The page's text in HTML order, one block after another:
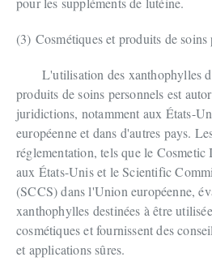
(3) Cosmétiques et produits de soins
L'utilisation des xanthophylles
produits de soins personnels est
juridictions, notamment aux États-
européenne et dans d'autres pays.
réglementation, tels que le
aux États-Unis et le Scientific
(SCCS) dans l'Union européenne,
xanthophylles destinées à être
cosmétiques et fournissent des
et applications sûres.